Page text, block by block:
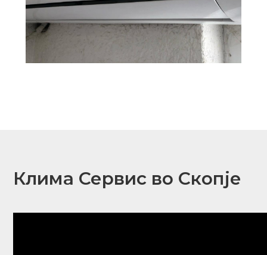
Клима Сервис во Скопје